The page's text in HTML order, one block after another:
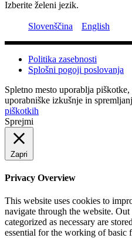
Izberite želeni jezik.
Slovenščina English
Politika zasebnosti
Splošni pogoji poslovanja
Spletno mesto uporablja
uporabniške izkušnje in
piškotkih
Sprejmi
Zapri
Privacy Overview
This website uses cookies to
navigate through the website.
categorized as necessary are
essential for the working of basic